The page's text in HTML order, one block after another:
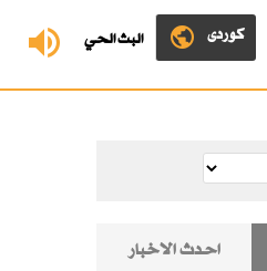
البث الحي کوردی
احدث الاخبار